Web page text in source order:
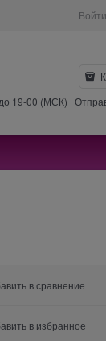
Войти
19-00 (МСК) |
в сравнение
в избранное